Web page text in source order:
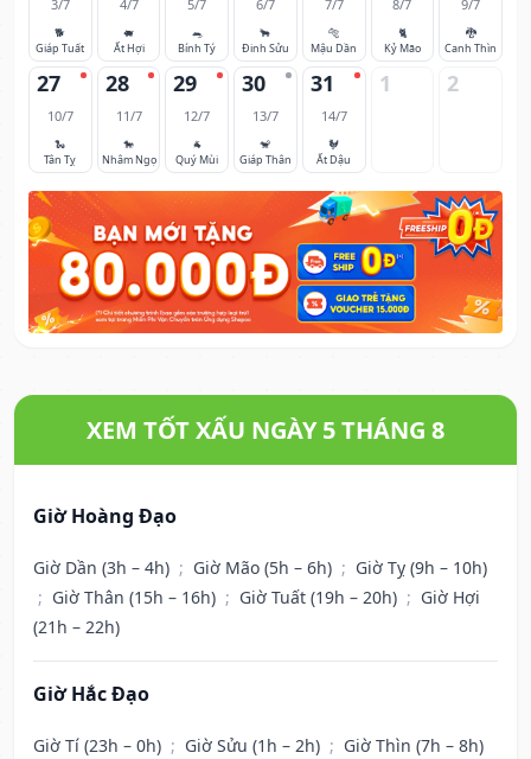
3/7
🐕
Giáp Tuất
4/7
🐖
Ất Hợi
5/7
🐀
Bính Tý
6/7
🐂
Đinh Sửu
7/7
🐅
Mậu Dần
8/7
🐈
Kỷ Mão
9/7
🐉
Canh Thìn
27
10/7
🐍
Tân Tỵ
28
11/7
🐎
Nhâm Ngọ
29
12/7
🐐
Quý Mùi
30
13/7
🐒
Giáp Thân
31
14/7
🐓
Ất Dậu
1 2
XEM TỐT XẤU NGÀY 5 THÁNG 8
Giờ Hoàng Đạo
Giờ Dần (3h – 4h) ; Giờ Mão (5h – 6h) ; Giờ Tỵ (9h – 10h)
; Giờ Thân (15h – 16h) ; Giờ Tuất (19h – 20h) ; Giờ Hợi
(21h – 22h)
Giờ Hắc Đạo
Giờ Tí (23h – 0h) ; Giờ Sửu (1h – 2h) ; Giờ Thìn (7h – 8h)